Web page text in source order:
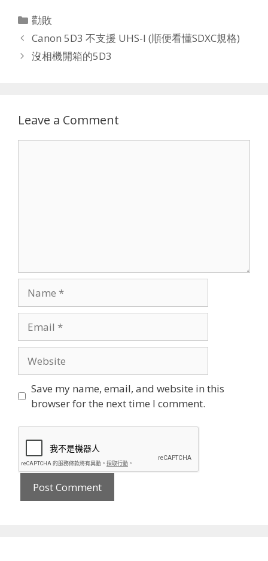
Categories
勸敗
Canon 5D3 不支援 UHS-I (順便看懂SDXC規格)
沒相機開箱的5D3
Leave a Comment
Save my name, email, and website in this
browser for the next time I comment.